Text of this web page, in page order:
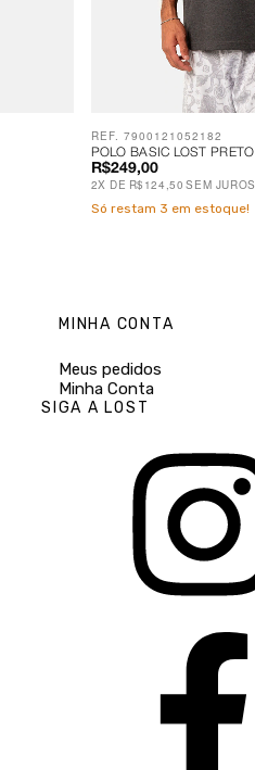
POLO BASIC LOST PRETO
R$249,00
2X DE R$124,50 SEM JUROS
REF. 7900121052182
Só restam 3 em estoque!
MINHA CONTA
Meus pedidos
Minha Conta
SIGA A LOST